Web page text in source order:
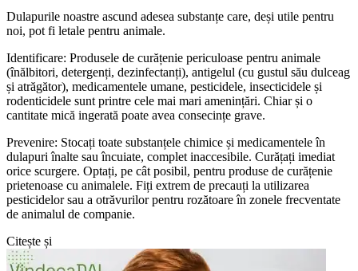
Dulapurile noastre ascund adesea substanțe care, deși utile pentru
noi, pot fi letale pentru animale.
Identificare: Produsele de curățenie periculoase pentru animale
(înălbitori, detergenți, dezinfectanți), antigelul (cu gustul său dulceag
și atrăgător), medicamentele umane, pesticidele, insecticidele și
rodenticidele sunt printre cele mai mari amenințări. Chiar și o
cantitate mică ingerată poate avea consecințe grave.
Prevenire: Stocați toate substanțele chimice și medicamentele în
dulapuri înalte sau încuiate, complet inaccesibile. Curățați imediat
orice scurgere. Optați, pe cât posibil, pentru produse de curățenie
prietenoase cu animalele. Fiți extrem de precauți la utilizarea
pesticidelor sau a otrăvurilor pentru rozătoare în zonele frecventate
de animalul de companie.
Citește și